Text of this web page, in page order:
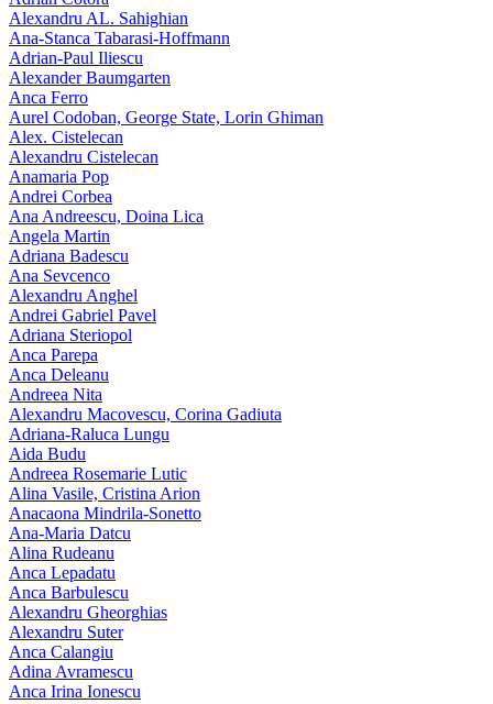
Alexandru AL. Sahighian
Ana-Stanca Tabarasi-Hoffmann
Adrian-Paul Iliescu
Alexander Baumgarten
Anca Ferro
Aurel Codoban, George State, Lorin Ghiman
Alex. Cistelecan
Alexandru Cistelecan
Anamaria Pop
Andrei Corbea
Ana Andreescu, Doina Lica
Angela Martin
Adriana Badescu
Ana Sevcenco
Alexandru Anghel
Andrei Gabriel Pavel
Adriana Steriopol
Anca Parepa
Anca Deleanu
Andreea Nita
Alexandru Macovescu, Corina Gadiuta
Adriana-Raluca Lungu
Aida Budu
Andreea Rosemarie Lutic
Alina Vasile, Cristina Arion
Anacaona Mindrila-Sonetto
Ana-Maria Datcu
Alina Rudeanu
Anca Lepadatu
Anca Barbulescu
Alexandru Gheorghias
Alexandru Suter
Anca Calangiu
Adina Avramescu
Anca Irina Ionescu